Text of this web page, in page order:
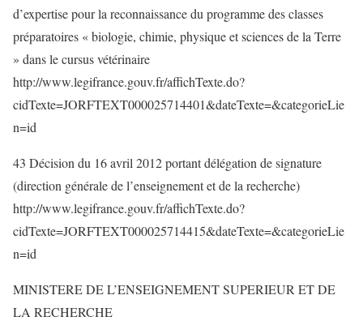
d’expertise pour la reconnaissance du programme des classes
préparatoires « biologie, chimie, physique et sciences de la Terre
» dans le cursus vétérinaire
http://www.legifrance.gouv.fr/affichTexte.do?
cidTexte=JORFTEXT000025714401&dateTexte=&categorieLie
n=id
43 Décision du 16 avril 2012 portant délégation de signature
(direction générale de l’enseignement et de la recherche)
http://www.legifrance.gouv.fr/affichTexte.do?
cidTexte=JORFTEXT000025714415&dateTexte=&categorieLie
n=id
MINISTERE DE L’ENSEIGNEMENT SUPERIEUR ET DE
LA RECHERCHE